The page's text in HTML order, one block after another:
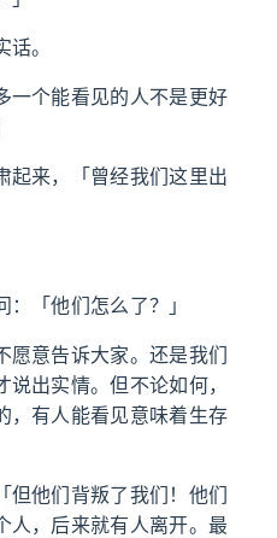
。
一个能看见的人不是更好
起来，「曾经我们这里出
「他们怎么了？」
愿意告诉大家。还是我们
出实情。但不论如何，
，有人能看见意味着生存
但他们背叛了我们！他们
人，后来就有人离开。最